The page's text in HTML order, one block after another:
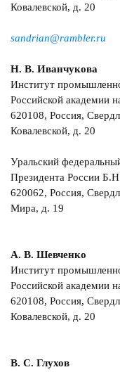
Ковалевской, д. 20
sandrian@rambler.ru
Н. В. Иванчукова
Институт
Российской академии
620108, Россия,
Ковалевской, д. 20
Уральский
Президента России
620062, Россия,
Мира, д. 19
А. В. Шевченко
Институт
Российской академии
620108, Россия,
Ковалевской, д. 20
В. С. Глухов